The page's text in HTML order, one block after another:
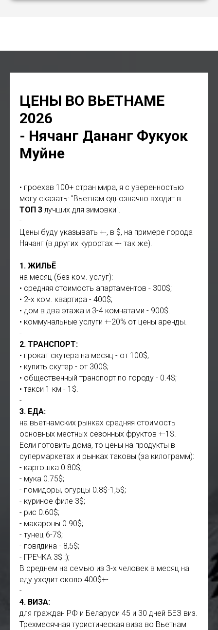
ЦЕНЫ ВО ВЬЕТНАМЕ
2026
- Нячанг Дананг Фукуок
Муйне
• проехав 100+ стран мира, я с уверенностью
могу сказать: "Вьетнам однозначно входит в
ТОП 3 лучших для зимовки".
-
Цены буду указывать +-, в $, на примере города
Нячанг (в других курортах +- так же).
1. ЖИЛЬЁ
на месяц (без ком. услуг):
• средняя стоимость апартаментов - 300$;
• 2-х ком. квартира - 400$;
• дом в два этажа и 3-4 комнатами - 900$.
• коммунальные услуги +-20% от цены аренды.
-
2. ТРАНСПОРТ:
• прокат скутера на месяц - от 100$;
• купить скутер - от 300$;
• общественный транспорт по городу - 0.4$;
• такси 1 км - 1$.
-
3. ЕДА:
на вьетнамских рынках средняя стоимость
основных местных сезонных фруктов +-1$.
Если готовить дома, то цены на продукты в
супермаркетах и рынках таковы (за килограмм):
- картошка 0.80$;
- мука 0.75$;
- помидоры, огурцы 0.8$-1,5$;
- куриное филе 3$;
- рис 0.60$;
- макароны 0.90$;
- тунец 6-7$;
- говядина - 8,5$;
- ГРЕЧКА 3$ :);
В среднем на семью из 3-х человек в месяц на
еду уходит около 400$+-.
-
4. ВИЗА:
для граждан РФ и Беларуси 45 и 30 дней БЕЗ виз.
Трехмесячная туристическая виза во Вьетнам